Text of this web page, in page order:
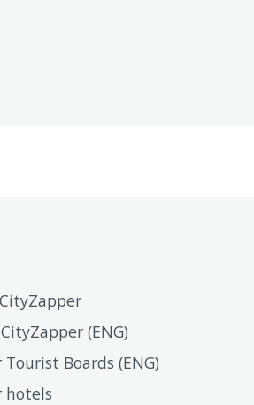
(ENG)
Boards (ENG)
hotels